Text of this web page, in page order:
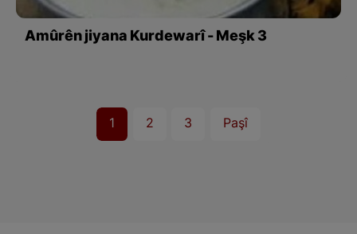
Amûrên jiyana Kurdewarî - Meşk 3
1 2 3 Paşî